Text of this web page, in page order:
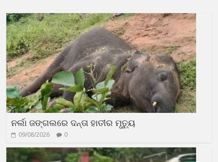
ନର୍ଲା ଜଙ୍ଗଲରେ ଦନ୍ତା ହାତୀର ମୃତ୍ୟୁ
09/08/2026 0